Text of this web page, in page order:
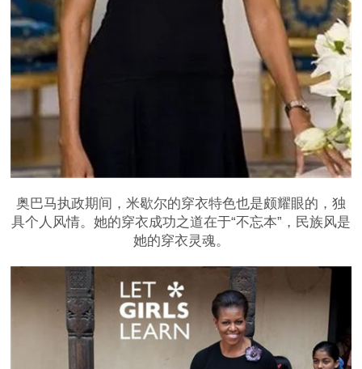
奥巴马执政期间，米歇尔的穿衣特色也是颇耀眼的，独
具个人风情。她的穿衣成功之道在于“不忘本”，民族风是
她的穿衣灵魂。